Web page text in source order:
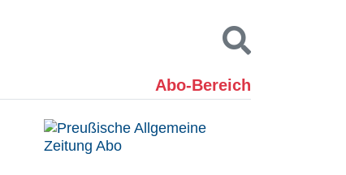
Abo-Bereich
Kontakt